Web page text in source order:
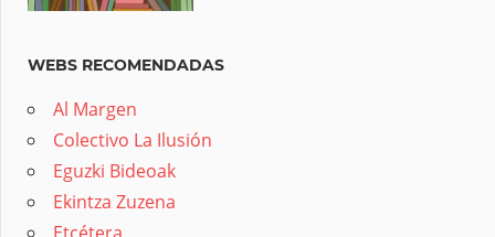
WEBS RECOMENDADAS
Al Margen
Colectivo La Ilusión
Eguzki Bideoak
Ekintza Zuzena